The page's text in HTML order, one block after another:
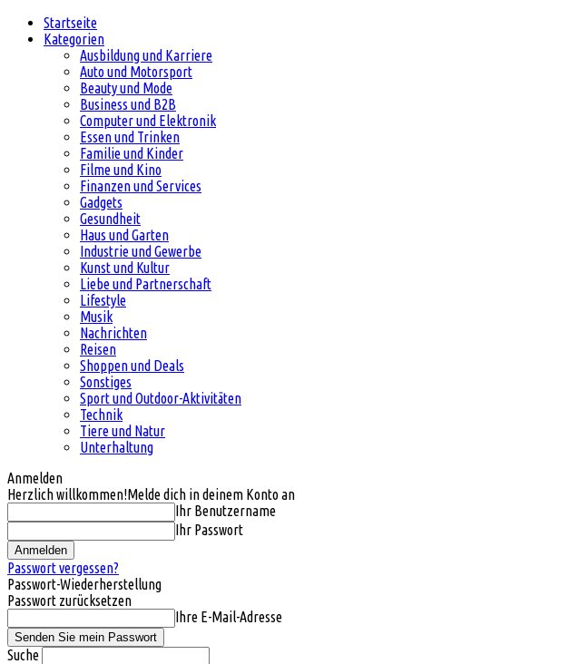
Startseite
Kategorien
Ausbildung und Karriere
Auto und Motorsport
Beauty und Mode
Business und B2B
Computer und Elektronik
Essen und Trinken
Familie und Kinder
Filme und Kino
Finanzen und Services
Gadgets
Gesundheit
Haus und Garten
Industrie und Gewerbe
Kunst und Kultur
Liebe und Partnerschaft
Lifestyle
Musik
Nachrichten
Reisen
Shoppen und Deals
Sonstiges
Sport und Outdoor-Aktivitäten
Technik
Tiere und Natur
Unterhaltung
Anmelden
Herzlich willkommen!Melde dich in deinem Konto an
Ihr Benutzername
Ihr Passwort
Passwort vergessen?
Passwort-Wiederherstellung
Passwort zurücksetzen
Ihre E-Mail-Adresse
Suche